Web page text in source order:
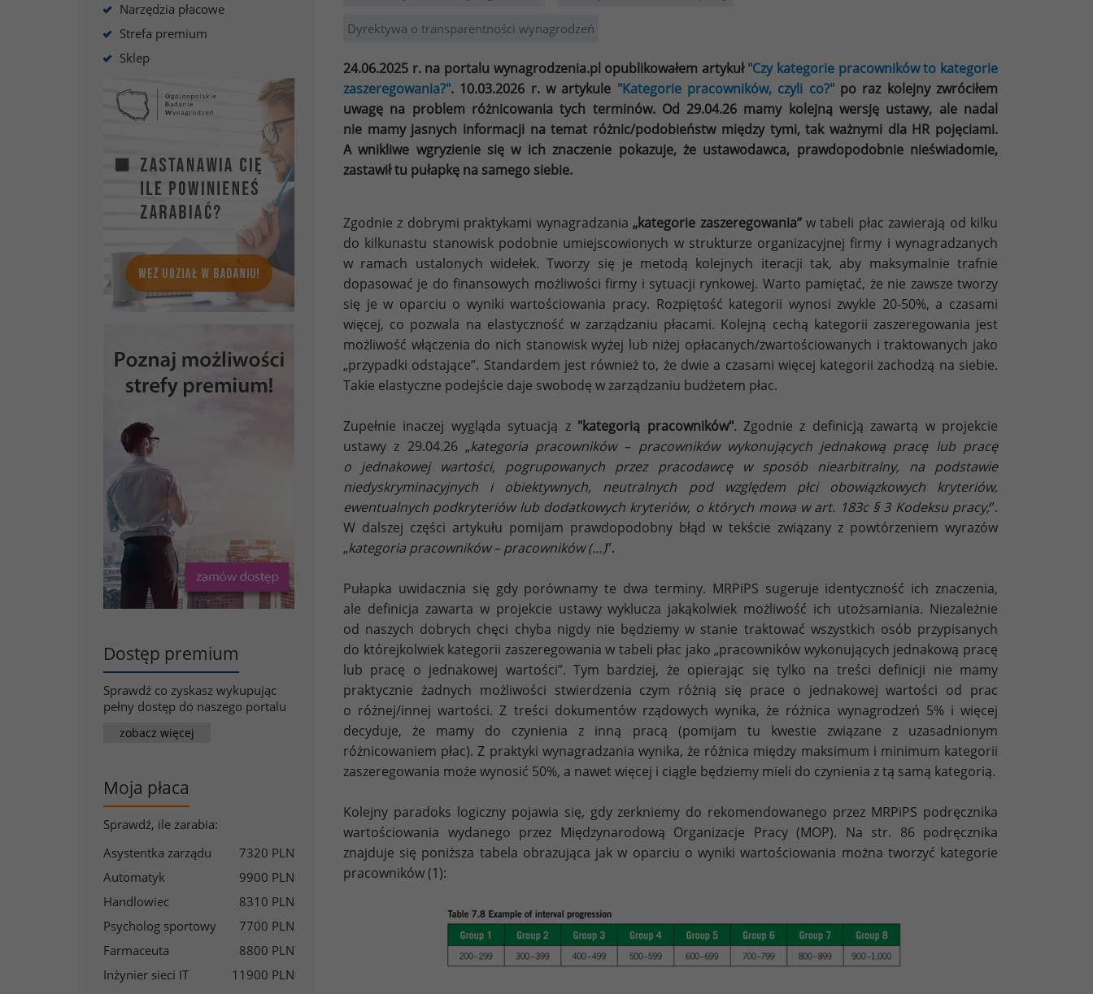
Narzędzia płacowe
Strefa premium
Sklep
Dostęp premium
Sprawdź co zyskasz wykupując
pełny dostęp do naszego portalu
zobacz więcej
Moja płaca
Sprawdź, ile zarabia:
Asystentka zarządu
7320 PLN
Automatyk
9900 PLN
Handlowiec
8310 PLN
Psycholog sportowy
7700 PLN
Farmaceuta
8800 PLN
Inżynier sieci IT
11900 PLN
Dyrektywa o transparentności wynagrodzeń
24.06.2025 r. na portalu wynagrodzenia.pl opublikowałem artykuł"Czy kategorie pracowników to kategorie
zaszeregowania?". 10.03.2026 r. w artykule "Kategorie pracowników, czyli co?"po raz kolejny zwróciłem
uwagę na problem różnicowania tych terminów. Od 29.04.26 mamy kolejną wersję ustawy, ale nadal
nie mamy jasnych informacji na temat różnic/podobieństw między tymi, tak ważnymi dla HR pojęciami.
A wnikliwe wgryzienie się w ich znaczenie pokazuje, że ustawodawca, prawdopodobnie nieświadomie,
zastawił tu pułapkę na samego siebie.
Zgodnie z dobrymi praktykami wynagradzania„kategorie zaszeregowania”w tabeli płac zawierają od kilku
do kilkunastu stanowisk podobnie umiejscowionych w strukturze organizacyjnej firmy i wynagradzanych
w ramach ustalonych widełek. Tworzy się je metodą kolejnych iteracji tak, aby maksymalnie trafnie
dopasować je do finansowych możliwości firmy i sytuacji rynkowej. Warto pamiętać, że nie zawsze tworzy
się je w oparciu o wyniki wartościowania pracy. Rozpiętość kategorii wynosi zwykle 20-50%, a czasami
więcej, co pozwala na elastyczność w zarządzaniu płacami. Kolejną cechą kategorii zaszeregowania jest
możliwość włączenia do nich stanowisk wyżej lub niżej opłacanych/zwartościowanych i traktowanych jako
„przypadki odstające”. Standardem jest również to, że dwie a czasami więcej kategorii zachodzą na siebie.
Takie elastyczne podejście daje swobodę w zarządzaniu budżetem płac.
Zupełnie inaczej wygląda sytuacją z "kategorią pracowników". Zgodnie z definicją zawartą w projekcie
ustawy z 29.04.26 „kategoria pracowników – pracowników wykonujących jednakową pracę lub pracę
o jednakowej wartości, pogrupowanych przez pracodawcę w sposób niearbitralny, na podstawie
niedyskryminacyjnych i obiektywnych, neutralnych pod względem płci obowiązkowych kryteriów,
ewentualnych podkryteriów lub dodatkowych kryteriów, o których mowa w art. 183c § 3 Kodeksu pracy;”.
W dalszej części artykułu pomijam prawdopodobny błąd w tekście związany z powtórzeniem wyrazów
„kategoria pracowników – pracowników (…)”.
Pułapka uwidacznia się gdy porównamy te dwa terminy. MRPiPS sugeruje identyczność ich znaczenia,
ale definicja zawarta w projekcie ustawy wyklucza jakąkolwiek możliwość ich utożsamiania. Niezależnie
od naszych dobrych chęci chyba nigdy nie będziemy w stanie traktować wszystkich osób przypisanych
do którejkolwiek kategorii zaszeregowania w tabeli płac jako „pracowników wykonujących jednakową pracę
lub pracę o jednakowej wartości”. Tym bardziej, że opierając się tylko na treści definicji nie mamy
praktycznie żadnych możliwości stwierdzenia czym różnią się prace o jednakowej wartości od prac
o różnej/innej wartości. Z treści dokumentów rządowych wynika, że różnica wynagrodzeń 5% i więcej
decyduje, że mamy do czynienia z inną pracą (pomijam tu kwestie związane z uzasadnionym
różnicowaniem płac). Z praktyki wynagradzania wynika, że różnica między maksimum i minimum kategorii
zaszeregowania może wynosić 50%, a nawet więcej i ciągle będziemy mieli do czynienia z tą samą kategorią.
Kolejny paradoks logiczny pojawia się, gdy zerkniemy do rekomendowanego przez MRPiPS podręcznika
wartościowania wydanego przez Międzynarodową Organizacje Pracy (MOP). Na str. 86 podręcznika
znajduje się poniższa tabela obrazująca jak w oparciu o wyniki wartościowania można tworzyć kategorie
pracowników (1):